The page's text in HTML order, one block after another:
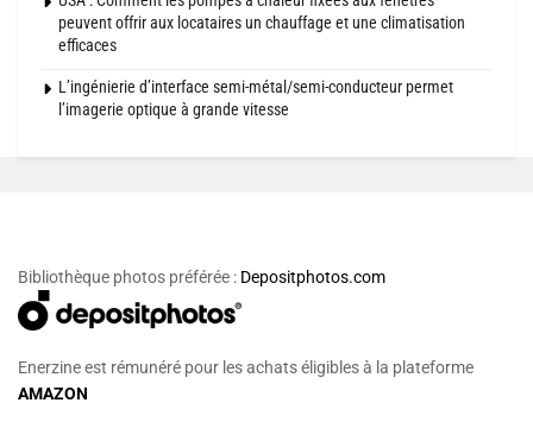
peuvent offrir aux locataires un chauffage et une climatisation
efficaces
L’ingénierie d’interface semi-métal/semi-conducteur permet
l’imagerie optique à grande vitesse
Bibliothèque photos préférée : Depositphotos.com
Enerzine est rémunéré pour les achats éligibles à la plateforme
AMAZON